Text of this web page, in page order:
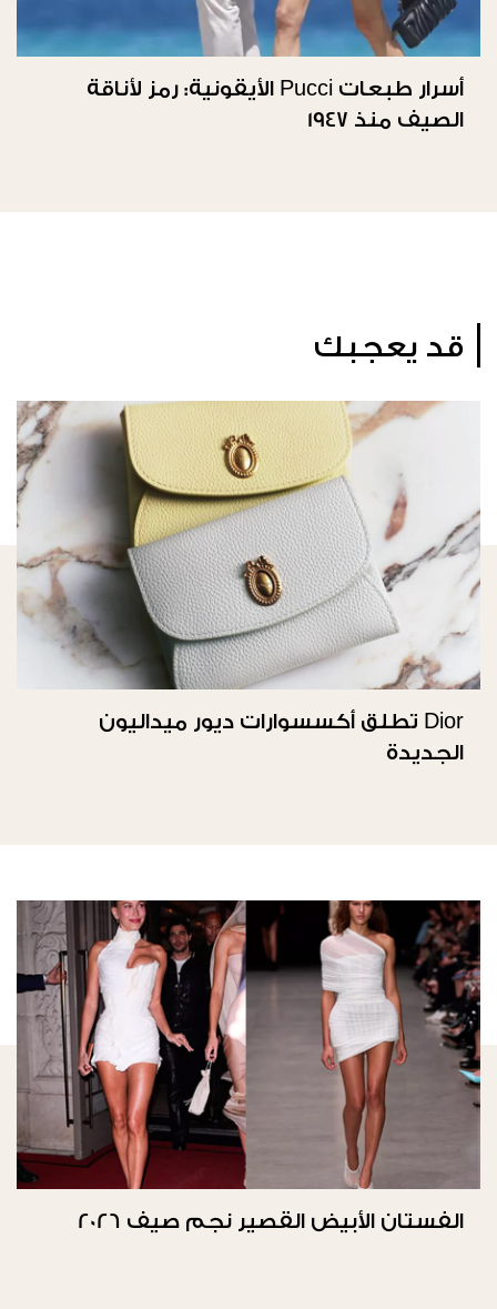
أسرار طبعات Pucci الأيقونية: رمز لأناقة
الصيف منذ 1947
قد يعجبك
Dior تطلق أكسسوارات ديور ميداليون
الجديدة
الفستان الأبيض القصير نجم صيف 2026